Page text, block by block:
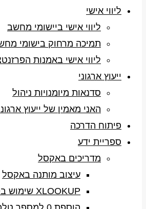
ליווי אישי
ליווי אישי ביישומי מחשב
תמיכה מרחוק בישומי
ליווי אישי באמנות
ייעוץ ארגוני
סדנאות מיומנויות ניהול
האני מאמין של ייעוץ
פיתוח הדרכה
ספריית ידע
מדריכים באקסל
עיצוב מותנה באקסל
XLOOKUP שימוש בסיסי